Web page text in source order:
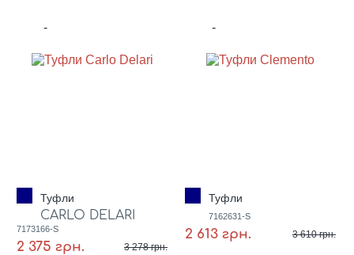
- -
Туфли
CARLO DELARI
7173166-S
2 375 грн. 3 278 грн.
Туфли
7162631-S
2 613 грн. 3 610 грн.